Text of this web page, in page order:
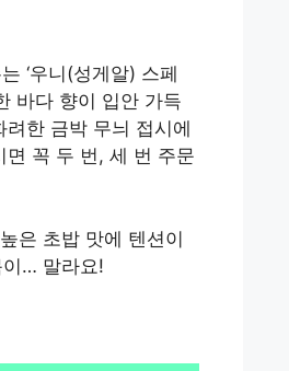
‘우니(성게알) 스페
바다 향이 입안 가득
한 금박 무늬 접시에
면 꼭 두 번, 세 번 주문
은 초밥 맛에 텐션이
이… 말라요!